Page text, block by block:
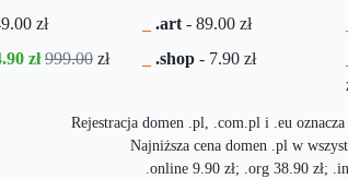
zł .art - 89.00 zł
zł 999.00 zł .shop - 7.90 zł
Rejestracja domen .pl, .com.pl i .eu
Najniższa cena domen .pl w
.online 9.90 zł; .org 38.90 zł;